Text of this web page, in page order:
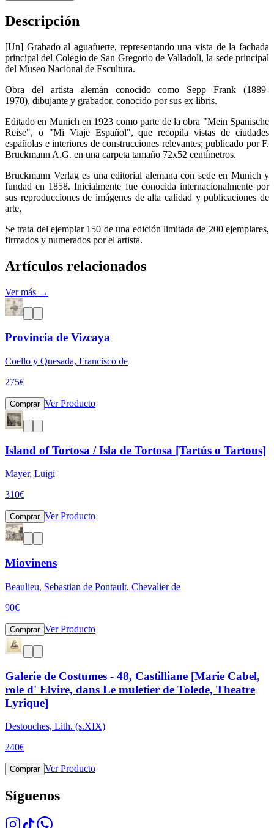
Descripción
[Un] Grabado al aguafuerte, representando una vista de la fachada
principal del Colegio de San Gregorio de Valladoli, la sede principal
del Museo Nacional de Escultura.
Obra del artista alemán conocido como Sepp Frank (1889-
1970), dibujante y grabador, conocido por sus ex libris.
Editado en Munich en 1923 como parte de la obra "Mein Spanische
Reise", o "Mi Viaje Español", que recopila vistas de ciudades
españolas e interiores de construcciones relevantes; publicado por F.
Bruckmann A.G. en una carpeta tamaño 72x52 centímetros.
Bruckmann Verlag es una editorial alemana con sede en Munich y
fundad en 1858. Inicialmente fue conocida internacionalmente por
sus reproducciones de imágenes de alta calidad y publicaciones de
arte,
Se trata del ejemplar 150 de una edición limitada de 200 ejemplares,
firmados y numerados por el artista.
Artículos relacionados
Ver más →
Provincia de Vizcaya
Coello y Quesada, Francisco de
275€
Comprar Ver Producto
Island of Tortosa / Isla de Tortosa [Tartús o Tartous]
Mayer, Luigi
310€
Comprar Ver Producto
Miovinens
Beaulieu, Sebastian de Pontault, Chevalier de
90€
Comprar Ver Producto
Galerie de Costumes - 48, Castilliane [Marie Cabel,
role d' Elvire, dans Le muletier de Tolede, Theatre
Lyrique]
Destouches, Lith. (s.XIX)
240€
Comprar Ver Producto
Síguenos